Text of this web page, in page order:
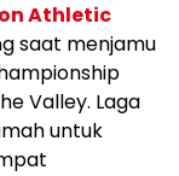
Athletic
saat menjamu
Valley. Laga
untuk